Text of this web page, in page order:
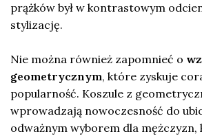
prążków był w kontrastowym
stylizację.
Nie można również zapomnieć o
geometrycznym, które zyskuje
popularność. Koszule z
wprowadzają nowoczesność do
odważnym wyborem dla mężczyzn,